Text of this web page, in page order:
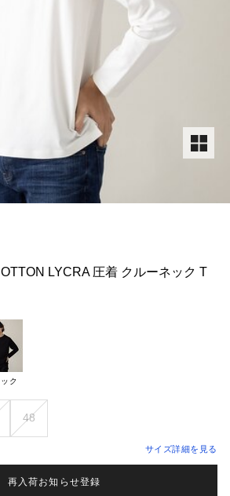
LYCRA 圧着 クルーネック T
ク
48
サイズ詳細を見る
再入荷お知らせ登録